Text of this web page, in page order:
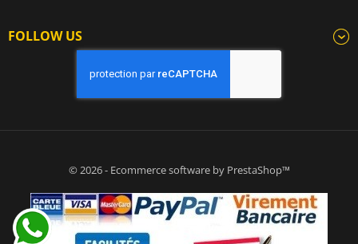
FOLLOW US
© 2026 - Ecommerce software by PrestaShop™